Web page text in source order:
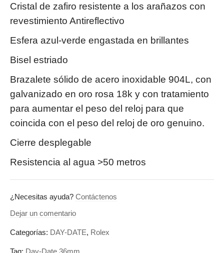
Cristal de zafiro resistente a los arañazos con
revestimiento Antireflectivo
Esfera azul-verde engastada en brillantes
Bisel estriado
Brazalete sólido de acero inoxidable 904L, con
galvanizado en oro rosa 18k y con tratamiento
para aumentar el peso del reloj para que
coincida con el peso del reloj de oro genuino.
Cierre desplegable
Resistencia al agua >50 metros
¿Necesitas ayuda? Contáctenos
Dejar un comentario
Categorías: DAY-DATE, Rolex
Tag: Day-Date 36mm